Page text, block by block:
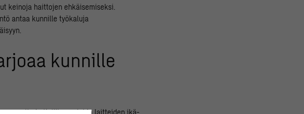
keinoja haittojen ehkäisemiseksi.
antaa kunnille työkaluja
kunnille
osalta ja tieliikennelakia laitteiden ikä-